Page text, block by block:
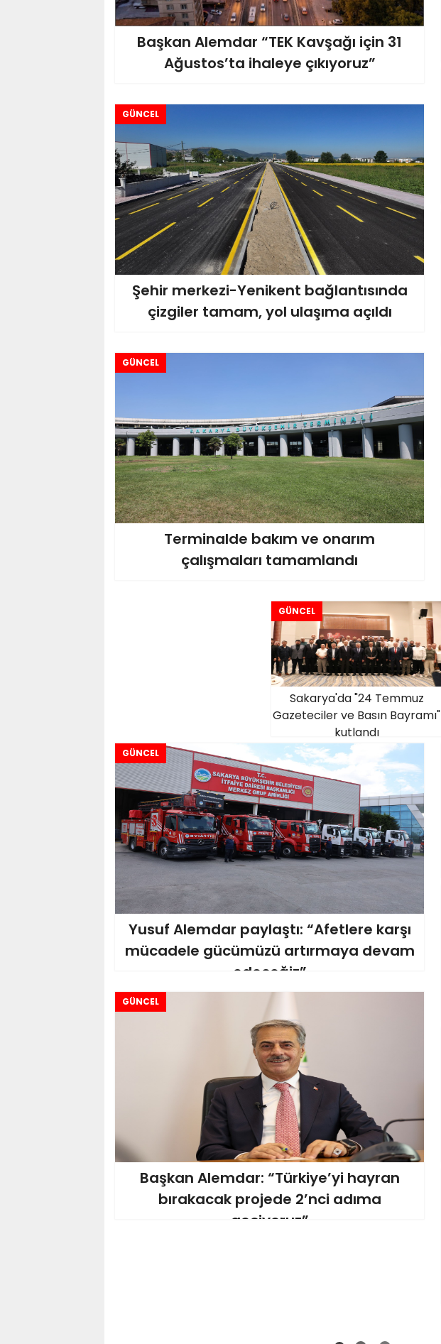
Başkan Alemdar “TEK Kavşağı için 31
Ağustos’ta ihaleye çıkıyoruz”
GÜNCEL
Şehir merkezi-Yenikent bağlantısında
çizgiler tamam, yol ulaşıma açıldı
GÜNCEL
Terminalde bakım ve onarım
çalışmaları tamamlandı
GÜNCEL
Sakarya'da "24 Temmuz
Gazeteciler ve Basın Bayramı"
kutlandı
GÜNCEL
Yusuf Alemdar paylaştı: “Afetlere karşı
mücadele gücümüzü artırmaya devam
edeceğiz”
GÜNCEL
Başkan Alemdar: “Türkiye’yi hayran
bırakacak projede 2’nci adıma
geçiyoruz”